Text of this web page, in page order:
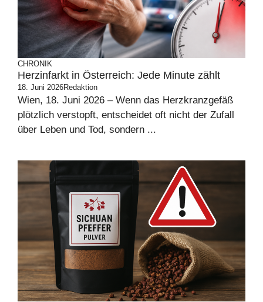
CHRONIK
Herzinfarkt in Österreich: Jede Minute zählt
18. Juni 2026Redaktion
Wien, 18. Juni 2026 – Wenn das Herzkranzgefäß
plötzlich verstopft, entscheidet oft nicht der Zufall
über Leben und Tod, sondern ...